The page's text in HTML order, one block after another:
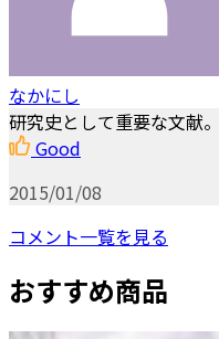
なかにし
研究史として重要な文献。
Good
2015/01/08
コメント一覧を見る
おすすめ商品